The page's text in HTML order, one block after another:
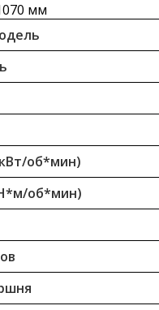
мм
об*мин)
об*мин)